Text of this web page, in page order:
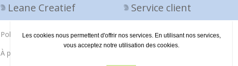
Leane Creatief
Politique de confidentialité
À propos de nous
Service client
Contactez-nous
Les cookies nous permettent d'offrir nos services. En utilisant nos services,
vous acceptez notre utilisation des cookies.